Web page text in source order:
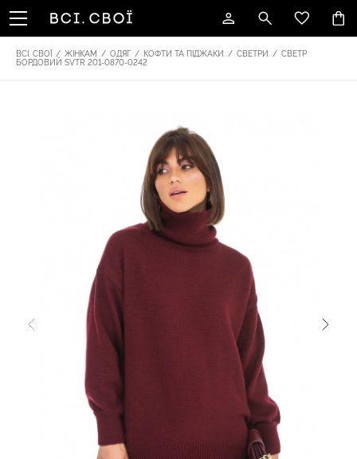
ВСІ. СВОЇ / ЖІНКАМ / ОДЯГ / КОФТИ ТА ПІДЖАКИ / СВЕТРИ / СВЕТР
БОРДОВИЙ SVTR 201-0870-0242